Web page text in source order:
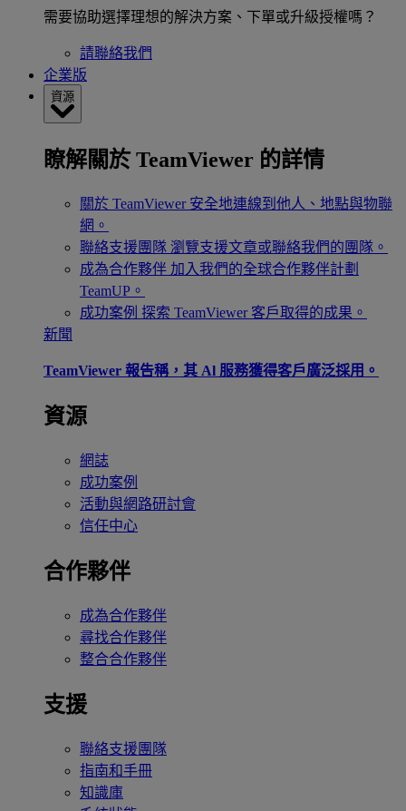
需要協助選擇理想的解決方案、下單或升級授權嗎？
請聯絡我們
企業版
資源
瞭解關於 TeamViewer 的詳情
關於 TeamViewer 安全地連線到他人、地點與物聯
網。
聯絡支援團隊 瀏覽支援文章或聯絡我們的團隊。
成為合作夥伴 加入我們的全球合作夥伴計劃
TeamUP。
成功案例 探索 TeamViewer 客戶取得的成果。
新聞
TeamViewer 報告稱，其 Al 服務獲得客戶廣泛採用。
資源
網誌
成功案例
活動與網路研討會
信任中心
合作夥伴
成為合作夥伴
尋找合作夥伴
整合合作夥伴
支援
聯絡支援團隊
指南和手冊
知識庫